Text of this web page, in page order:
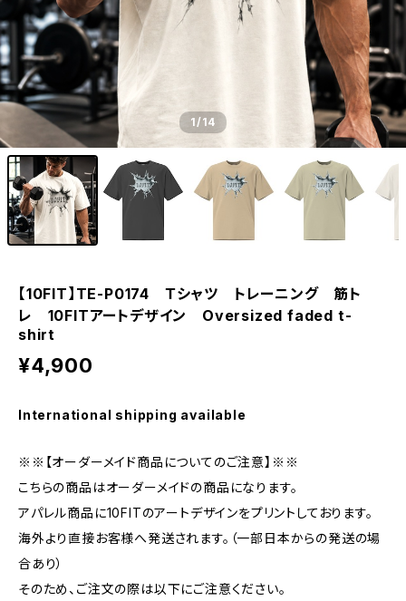
1/14
【10FIT】TE-P0174 Ｔシャツ トレーニング 筋ト
レ 10FITアートデザイン Oversized faded t-
shirt
¥4,900
International shipping available
※※【オーダーメイド商品についてのご注意】※※
こちらの商品はオーダーメイドの商品になります。
アパレル商品に10FITのアートデザインをプリントしております。
海外より直接お客様へ発送されます。（一部日本からの発送の場
合あり）
そのため、ご注文の際は以下にご注意ください。